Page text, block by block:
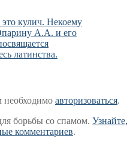
кулич. Некоему
А.А. и его
латинства.
необходимо авторизоваться.
борьбы со спамом. Узнайте,
комментариев.